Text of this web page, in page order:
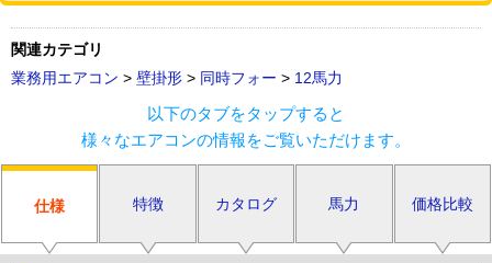
関連カテゴリ
業務用エアコン > 壁掛形 > 同時フォー > 12馬力
以下のタブをタップすると
様々なエアコンの情報をご覧いただけます。
仕様 特徴 カタログ 馬力 価格比較